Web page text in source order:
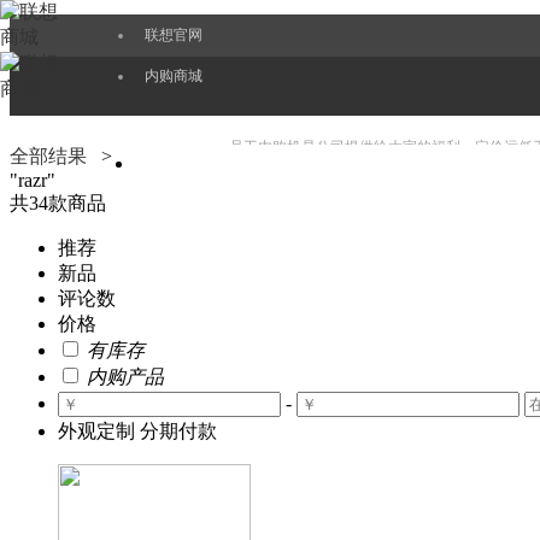
联想官网
内购商城
员工内购机是公司提供给大家的福利，定价远低
全部结果 >
"razr"
共34款商品
推荐
新品
评论数
价格
有库存
内购产品
-
外观定制 分期付款